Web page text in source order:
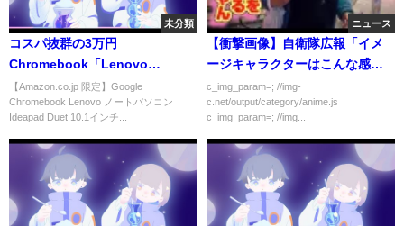
未分類
コスパ抜群の3万円
Chromebook「Lenovo
Ideapad Duet」10.1インチノー
トPC 気になる８つのポイント！
【Chromebook ASUS C202SA
プレゼント企画付】
【Amazon.co.jp 限定】Google
Chromebook Lenovo ノートパソコン
Ideapad Duet 10.1インチ...
ニュース
【衝撃画像】自衛隊広報「イメ
ージキャラクターはこんな感じ
かな？」
c_img_param=; //img-
c.net/output/category/anime.js
c_img_param=; //img...